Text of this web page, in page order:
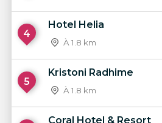
4
Hotel Helia
À 1.8 km
5
Kristoni Radhime
À 1.8 km
Coral Hotel & Resort